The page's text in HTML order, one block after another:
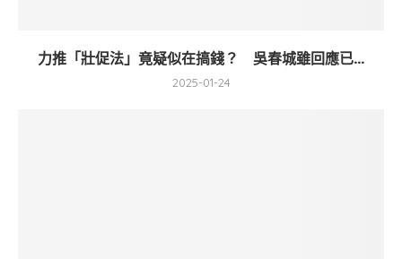
力推「壯促法」竟疑似在搞錢？ 吳春城雖回應已...
2025-01-24